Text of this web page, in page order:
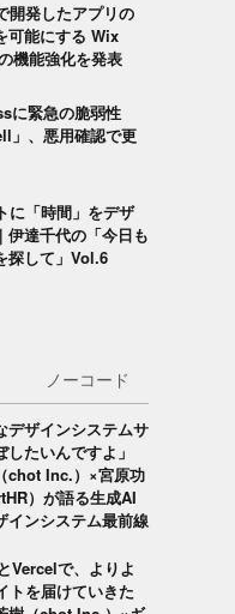
開発したアプリの
可能にする Wix
機能強化を発表
に緊急の脆弱性
」、悪用確認で更
に「時間」をデザ
伊達千代の「今日も
探して」Vol.6
ノーコード
デザインシステムサ
したいんですよ」
chot Inc.）×宮原功
）が語る生成AI
インシステム最前線
Vercelで、よりよ
トを届けていきた